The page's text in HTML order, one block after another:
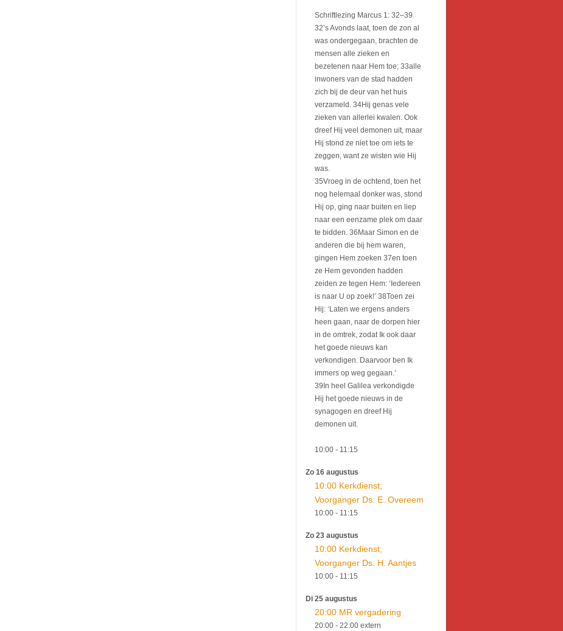
Schriftlezing Marcus 1: 32–39
32’s Avonds laat, toen de zon al
was ondergegaan, brachten de
mensen alle zieken en
bezetenen naar Hem toe; 33alle
inwoners van de stad hadden
zich bij de deur van het huis
verzameld. 34Hij genas vele
zieken van allerlei kwalen. Ook
dreef Hij veel demonen uit, maar
Hij stond ze niet toe om iets te
zeggen, want ze wisten wie Hij
was.
35Vroeg in de ochtend, toen het
nog helemaal donker was, stond
Hij op, ging naar buiten en liep
naar een eenzame plek om daar
te bidden. 36Maar Simon en de
anderen die bij hem waren,
gingen Hem zoeken 37en toen
ze Hem gevonden hadden
zeiden ze tegen Hem: ‘Iedereen
is naar U op zoek!’ 38Toen zei
Hij: ‘Laten we ergens anders
heen gaan, naar de dorpen hier
in de omtrek, zodat Ik ook daar
het goede nieuws kan
verkondigen. Daarvoor ben Ik
immers op weg gegaan.’
39In heel Galilea verkondigde
Hij het goede nieuws in de
synagogen en dreef Hij
demonen uit.
10:00 - 11:15
Zo 16 augustus
10:00 Kerkdienst;
Voorganger Ds. E. Overeem
10:00 - 11:15
Zo 23 augustus
10:00 Kerkdienst;
Voorganger Ds. H. Aantjes
10:00 - 11:15
Di 25 augustus
20:00 MR vergadering
20:00 - 22:00extern